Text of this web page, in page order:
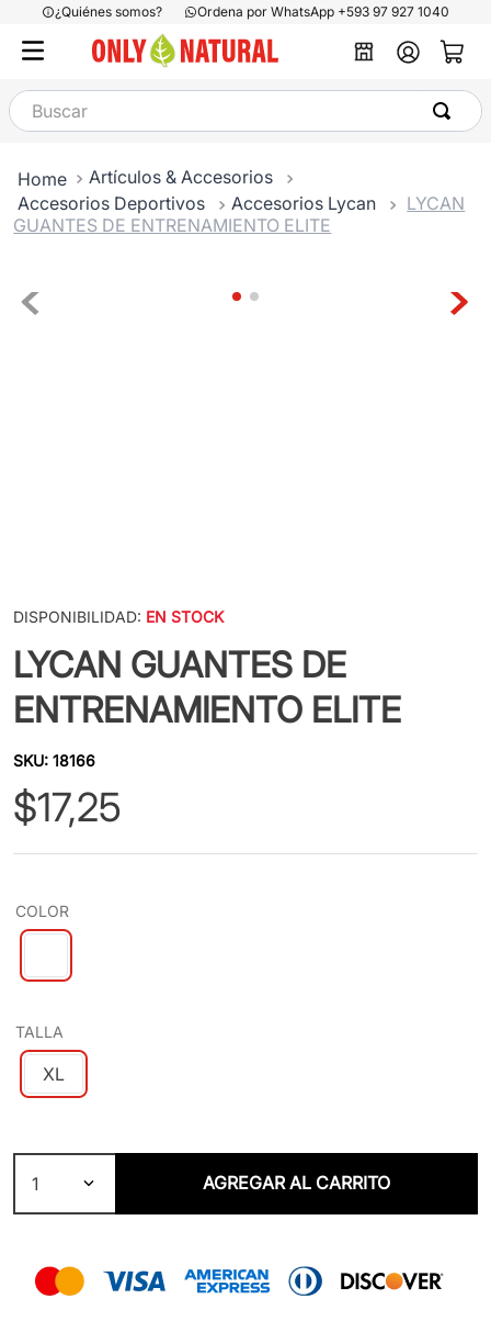
¿Quiénes somos? Ordena por WhatsApp +593 97 927 1040
Buscar
Artículos & Accesorios
Accesorios Deportivos
Accesorios Lycan
LYCAN
GUANTES DE ENTRENAMIENTO ELITE
DISPONIBILIDAD: EN STOCK
LYCAN GUANTES DE
ENTRENAMIENTO ELITE
SKU:18166
$17,25
COLOR
TALLA
XL
1 AGREGAR AL CARRITO